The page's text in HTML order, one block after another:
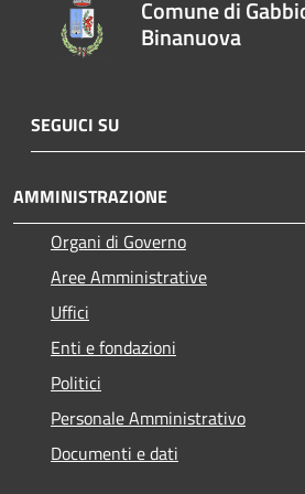
Comune di
Binanuova
SEGUICI SU
AMMINISTRAZIONE
Organi di Governo
Aree Amministrative
Uffici
Enti e fondazioni
Politici
Personale Amministrativo
Documenti e dati